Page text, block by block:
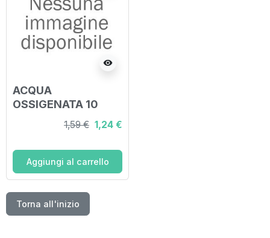
visibility
ACQUA
OSSIGENATA 10
VOLUMI 3% 250 ML
1,59 € 1,24 €
Aggiungi al carrello
Torna all'inizio